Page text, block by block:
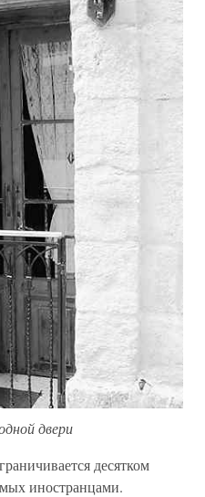
двери
десятком
иностранцами.